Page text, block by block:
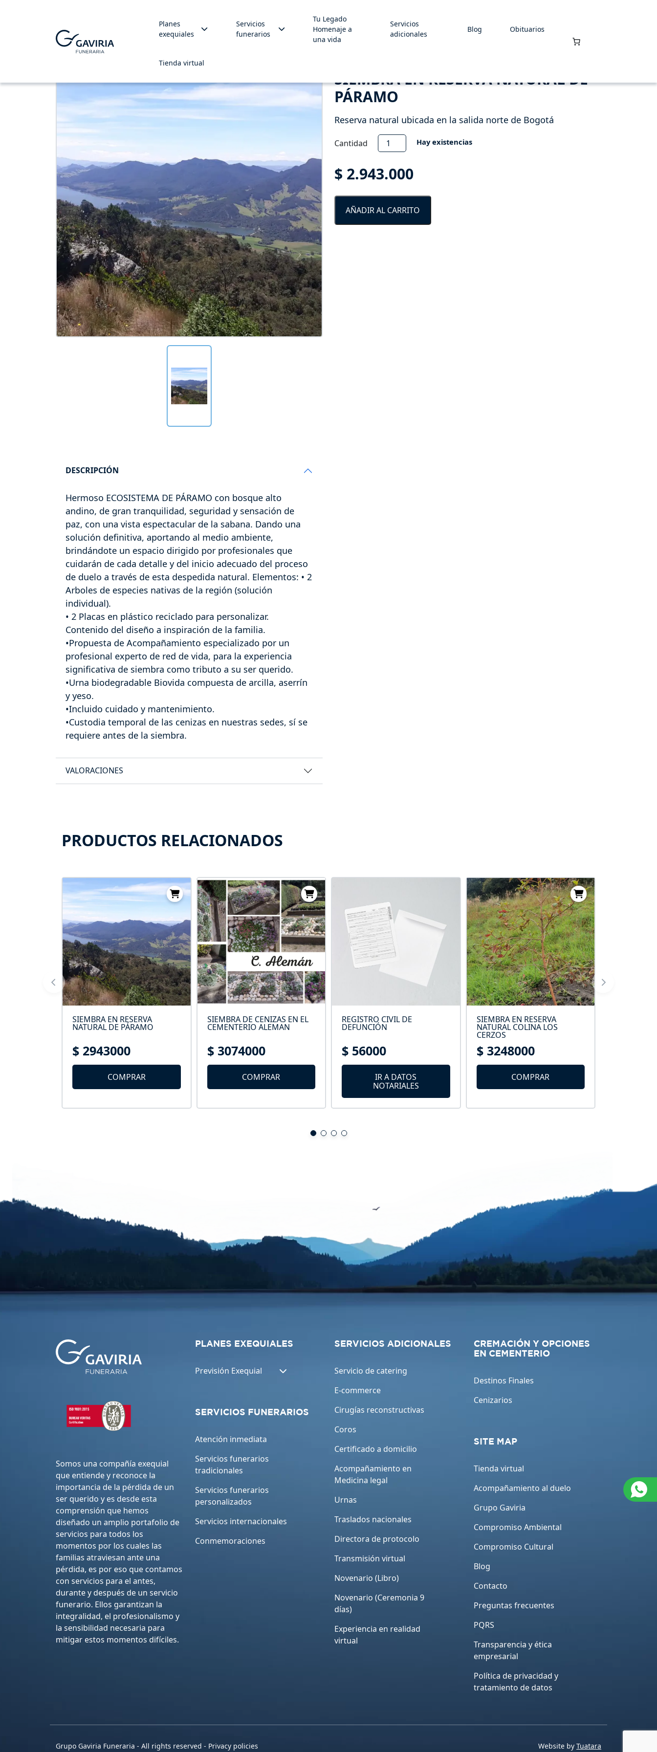
Planes
exequiales
Servicios
funerarios
Tu Legado
Homenaje a
una vida
Servicios
adicionales
Blog Obituarios
Tienda virtual
SIEMBRA EN RESERVA NATURAL DE
PÁRAMO
Reserva natural ubicada en la salida norte de Bogotá
Cantidad
Siembra
en
natural
Páramo
cantidad
Hay existencias
$ 2.943.000
AÑADIR AL CARRITO
DESCRIPCIÓN
Hermoso ECOSISTEMA DE PÁRAMO con bosque alto
andino, de gran tranquilidad, seguridad y sensación de
paz, con una vista espectacular de la sabana. Dando una
solución definitiva, aportando al medio ambiente,
brindándote un espacio dirigido por profesionales que
cuidarán de cada detalle y del inicio adecuado del proceso
de duelo a través de esta despedida natural. Elementos: • 2
Arboles de especies nativas de la región (solución
individual).
• 2 Placas en plástico reciclado para personalizar.
Contenido del diseño a inspiración de la familia.
•Propuesta de Acompañamiento especializado por un
profesional experto de red de vida, para la experiencia
significativa de siembra como tributo a su ser querido.
•Urna biodegradable Biovida compuesta de arcilla, aserrín
y yeso.
•Incluido cuidado y mantenimiento.
•Custodia temporal de las cenizas en nuestras sedes, sí se
requiere antes de la siembra.
VALORACIONES
PRODUCTOS RELACIONADOS
SIEMBRA EN RESERVA
NATURAL DE PÁRAMO
$ 2943000
COMPRAR
SIEMBRA DE CENIZAS EN EL
CEMENTERIO ALEMAN
$ 3074000
COMPRAR
REGISTRO CIVIL DE
DEFUNCIÓN
$ 56000
IR A DATOS
NOTARIALES
SIEMBRA EN RESERVA
NATURAL COLINA LOS
CERZOS
$ 3248000
COMPRAR
Somos una compañía exequial
que entiende y reconoce la
importancia de la pérdida de un
ser querido y es desde esta
comprensión que hemos
diseñado un amplio portafolio de
servicios para todos los
momentos por los cuales las
familias atraviesan ante una
pérdida, es por eso que contamos
con servicios para el antes,
durante y después de un servicio
funerario. Ellos garantizan la
integralidad, el profesionalismo y
la sensibilidad necesaria para
mitigar estos momentos difíciles.
PLANES EXEQUIALES
Previsión Exequial
SERVICIOS FUNERARIOS
Atención inmediata
Servicios funerarios
tradicionales
Servicios funerarios
personalizados
Servicios internacionales
Conmemoraciones
SERVICIOS ADICIONALES
Servicio de catering
E-commerce
Cirugías reconstructivas
Coros
Certificado a domicilio
Acompañamiento en
Medicina legal
Urnas
Traslados nacionales
Directora de protocolo
Transmisión virtual
Novenario (Libro)
Novenario (Ceremonia 9
días)
Experiencia en realidad
virtual
CREMACIÓN Y OPCIONES
EN CEMENTERIO
Destinos Finales
Cenizarios
SITE MAP
Tienda virtual
Acompañamiento al duelo
Grupo Gaviria
Compromiso Ambiental
Compromiso Cultural
Blog
Contacto
Preguntas frecuentes
PQRS
Transparencia y ética
empresarial
Política de privacidad y
tratamiento de datos
Grupo Gaviria Funeraria - All rights reserved - Privacy policies Website by Tuatara